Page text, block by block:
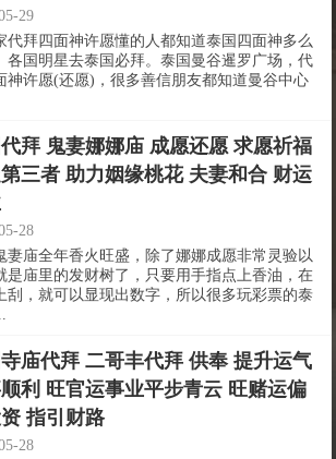
29
代拜四面神许愿懂的人都知道泰国四面神多么
各国明星去泰国必拜。泰国曼谷暹罗广场，代
神许愿(还愿)，很多善信朋友都知道曼谷中心
拜 鬼妻娜娜庙 成愿还愿 求愿祈福
三者 助力姻缘桃花 夫妻和合 财运
28
妻庙全年香火旺盛，除了娜娜成愿非常灵验以
是庙里的发财树了，只要用手指点上香油，在
刮，就可以显现出数字，所以很多玩彩票的泰
庙代拜 二哥丰代拜 供奉 提升运气
利 旺官运事业平步青云 旺赌运偏
指引财路
28